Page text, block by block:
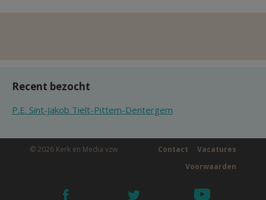
Recent bezocht
P.E. Sint-Jakob Tielt-Pittem-Dentergem
© 2026 Kerk en Media vzw Vacatures
Contact
Voorwaarden